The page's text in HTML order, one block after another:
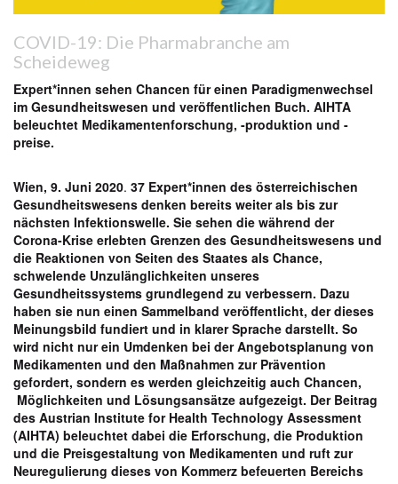
COVID-19: Die Pharmabranche am
Scheideweg
Expert*innen sehen Chancen für einen Paradigmenwechsel
im Gesundheitswesen und veröffentlichen Buch. AIHTA
beleuchtet Medikamentenforschung, -produktion und -
preise.
Wien, 9. Juni 2020. 37 Expert*innen des österreichischen
Gesundheitswesens denken bereits weiter als bis zur
nächsten Infektionswelle. Sie sehen die während der
Corona-Krise erlebten Grenzen des Gesundheitswesens und
die Reaktionen von Seiten des Staates als Chance,
schwelende Unzulänglichkeiten unseres
Gesundheitssystems grundlegend zu verbessern. Dazu
haben sie nun einen Sammelband veröffentlicht, der dieses
Meinungsbild fundiert und in klarer Sprache darstellt. So
wird nicht nur ein Umdenken bei der Angebotsplanung von
Medikamenten und den Maßnahmen zur Prävention
gefordert, sondern es werden gleichzeitig auch Chancen,
Möglichkeiten und Lösungsansätze aufgezeigt. Der Beitrag
des Austrian Institute for Health Technology Assessment
(AIHTA) beleuchtet dabei die Erforschung, die Produktion
und die Preisgestaltung von Medikamenten und ruft zur
Neuregulierung dieses von Kommerz befeuerten Bereichs